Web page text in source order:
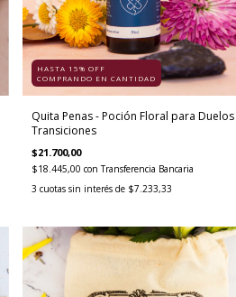
HASTA 15% OFF
COMPRANDO EN CANTIDAD
Quita Penas - Poción Floral para Duelos
Transiciones
$21.700,00
$18.445,00 con Transferencia Bancaria
3 cuotas sin interés de $7.233,33